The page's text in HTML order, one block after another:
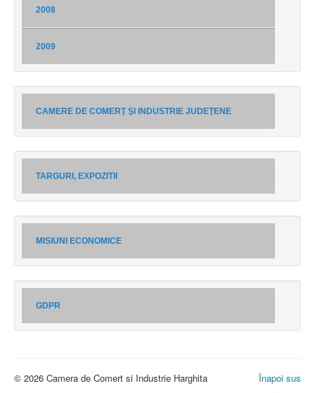
2008
2009
CAMERE DE COMERŢ ŞI INDUSTRIE JUDEŢENE
TARGURI, EXPOZITII
MISIUNI ECONOMICE
GDPR
Înapoi sus
© 2026 Camera de Comert si Industrie Harghita